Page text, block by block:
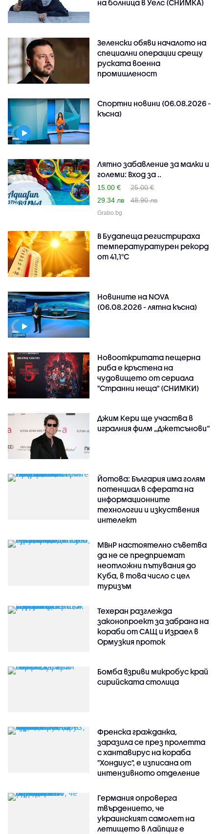
на болница в Уелс (СНИМКА)
Зеленски обяви началото на
специални операции срещу
руската военна
промишленост
Спортни новини (06.08.2026 -
късна)
Лятно забавление за малки и
големи: Вход за ..
15.00 €
25.00 €
29.34 лв
48.90 лв
Grabo.bg
В Будапеща регистрираха
температуратурен рекорд
от 41,1°C
Новините на NOVA
(06.08.2026 - лятна късна)
Новооткритата пещерна
риба е кръстена на
чудовището от сериала
"Странни неща" (СНИМКИ)
Джим Кери ще участва в
игралния филм „Джетсънови“
Йотова: България има голям
потенциал в сферата на
информационните
технологии и изкуствения
интелект
МВнР настоятелно съветва
да не се предприемат
неотложни пътувания до
Куба, в това число с цел
туризъм
Техеран разглежда
законопроект за забрана на
кораби от САЩ и Израел в
Ормузкия проток
Бомба взриви микробус край
сирийската столица
Френска гражданка,
заразила се през пролетта
с хантавирус на кораба
"Хондиус", е изписана от
интензивното отделение
Германия опроверга
твърдението, че
украинският самолет на
летището в Лайпциг е